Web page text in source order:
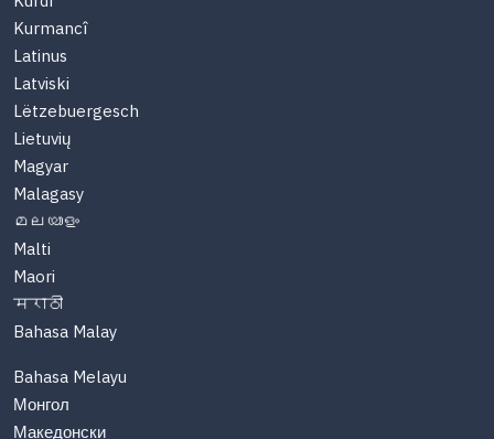
Kurmancî
Latinus
Latviski
Lëtzebuergesch
Lietuvių
Magyar
Malagasy
മലയാളം
Malti
Maori
मराठी
Bahasa Malay
Bahasa Melayu
Монгол
Македонски